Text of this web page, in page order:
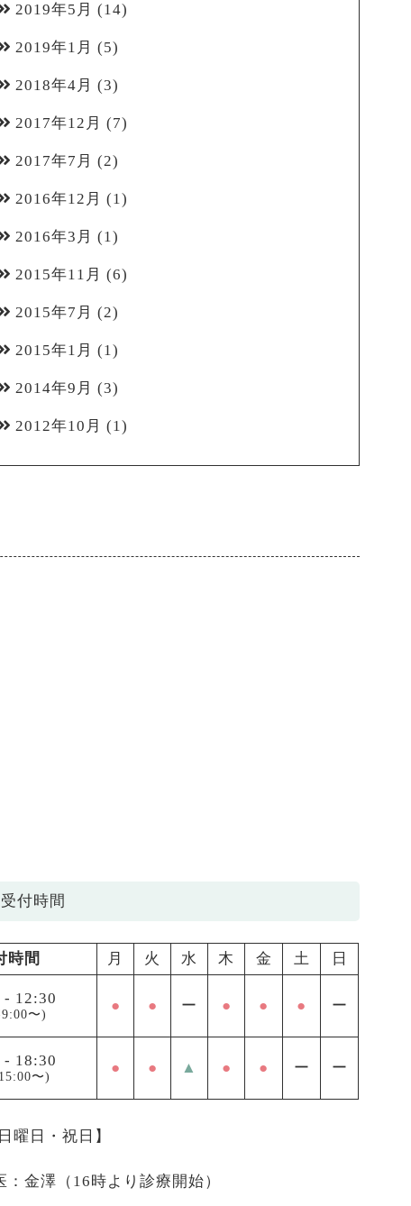
2019年5月 (14)
2019年1月 (5)
2018年4月 (3)
2017年12月 (7)
2017年7月 (2)
2016年12月 (1)
2016年3月 (1)
2015年11月 (6)
2015年7月 (2)
2015年1月 (1)
2014年9月 (3)
2012年10月 (1)
付時間
時間 月 火 水 木 金 土 日
- 12:30
〜)
● ● ー ● ● ● ー
- 18:30
〜)
● ● ▲ ● ● ー ー
曜日・祝日】
金澤（16時より診療開始）